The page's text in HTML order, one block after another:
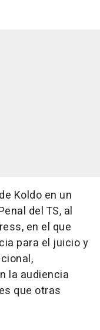
Koldo en un
del TS, al
en el que
para el juicio y
la audiencia
que otras